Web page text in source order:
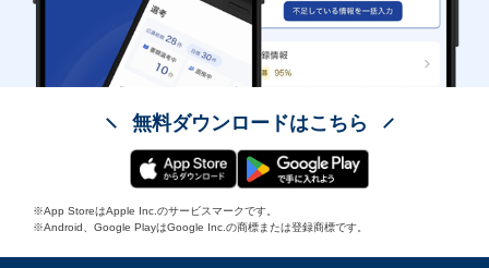
無料ダウンロードはこちら
※App StoreはApple Inc.のサービスマークです。
※Android、Google PlayはGoogle Inc.の商標または登録商標です。